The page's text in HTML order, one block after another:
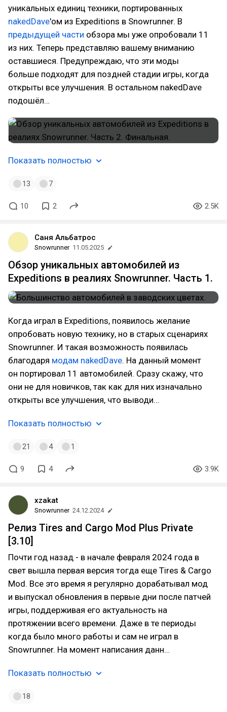
уникальных единиц техники, портированных
nakedDave'ом из Expeditions в Snowrunner. В
предыдущей части обзора мы уже опробовали 11
из них. Теперь представляю вашему вниманию
оставшиеся. Предупреждаю, что эти моды
больше подходят для поздней стадии игры, когда
открыты все улучшения. В остальном nakedDave
подошёл…
Показать полностью
13 7
10 2 2.5K
Саня Альбатрос
Snowrunner 11.05.2025
Обзор уникальных автомобилей из
Expeditions в реалиях Snowrunner. Часть 1.
Когда играл в Expeditions, появилось желание
опробовать новую технику, но в старых сценариях
Snowrunner. И такая возможность появилась
благодаря модам nakedDave. На данный момент
он портировал 11 автомобилей. Сразу скажу, что
они не для новичков, так как для них изначально
открыты все улучшения, что выводи…
Показать полностью
21 4 1
9 4 3.9K
xzakat
Snowrunner 24.12.2024
Релиз Tires and Cargo Mod Plus Private
[3.10]
Почти год назад - в начале февраля 2024 года в
свет вышла первая версия тогда еще Tires & Cargo
Mod. Все это время я регулярно дорабатывал мод
и выпускал обновления в первые дни после патчей
игры, поддерживая его актуальность на
протяжении всего времени. Даже в те периоды
когда было много работы и сам не играл в
Snowrunner. На момент написания данн…
Показать полностью
18